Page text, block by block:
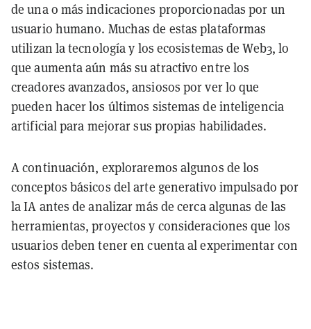
de una o más indicaciones proporcionadas por un
usuario humano. Muchas de estas plataformas
utilizan la tecnología y los ecosistemas de Web3, lo
que aumenta aún más su atractivo entre los
creadores avanzados, ansiosos por ver lo que
pueden hacer los últimos sistemas de inteligencia
artificial para mejorar sus propias habilidades.
A continuación, exploraremos algunos de los
conceptos básicos del arte generativo impulsado por
la IA antes de analizar más de cerca algunas de las
herramientas, proyectos y consideraciones que los
usuarios deben tener en cuenta al experimentar con
estos sistemas.